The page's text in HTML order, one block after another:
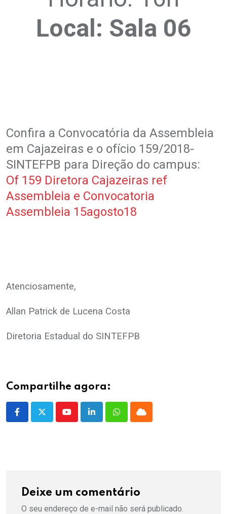
Local: Sala 06
Confira a Convocatória da Assembleia
em Cajazeiras e o ofício 159/2018-
SINTEFPB para Direção do campus:
Of 159 Diretora Cajazeiras ref
Assembleia e Convocatoria
Assembleia 15agosto18
Atenciosamente,
Allan Patrick de Lucena Costa
Diretoria Estadual do SINTEFPB
Compartilhe agora:
YoutubeLinkedInWhatsappCloud
Deixe um comentário
O seu endereço de e-mail não será publicado.